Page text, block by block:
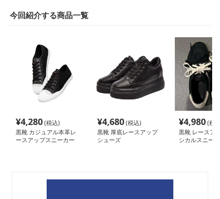
今回紹介する商品一覧
¥4,280(税込)
黒靴 カジュアル本革レ
ースアップスニーカー
¥4,680(税込)
黒靴 厚底レースアップ
シューズ
¥4,980(税
黒靴 レースア
シカルスニー